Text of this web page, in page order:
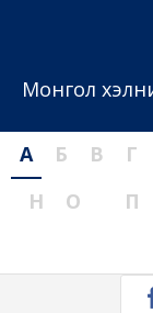
Монгол
А Б В Г
Н
О П